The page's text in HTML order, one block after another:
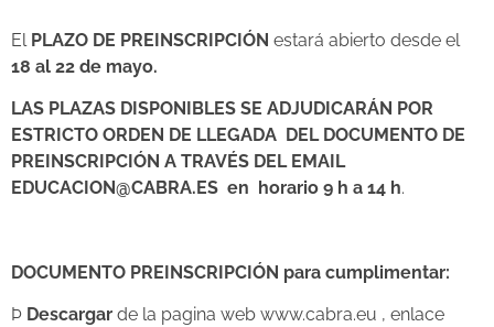
El PLAZO DE PREINSCRIPCIÓN estará abierto desde el
18 al 22 de mayo.
LAS PLAZAS DISPONIBLES SE ADJUDICARÁN POR
ESTRICTO ORDEN DE LLEGADA DEL DOCUMENTO DE
PREINSCRIPCIÓN A TRAVÉS DEL EMAIL
EDUCACION@CABRA.ES en horario 9 h a 14 h.
DOCUMENTO PREINSCRIPCIÓN para cumplimentar:
Þ Descargar de la pagina web www.cabra.eu , enlace